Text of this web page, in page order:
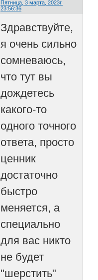
Пятница, 3 марта, 2023г.
23:56:36
Здравствуйте,
я очень сильно
сомневаюсь,
что тут вы
дождетесь
какого-то
одного точного
ответа, просто
ценник
достаточно
быстро
меняется, а
специально
для вас никто
не будет
"шерстить"